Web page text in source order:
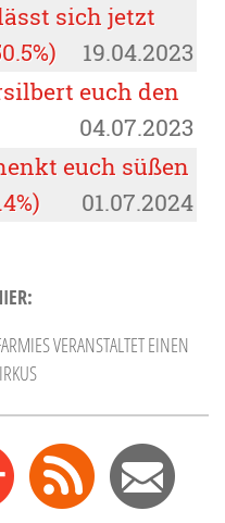
sich jetzt
19.04.2023
euch den
04.07.2023
euch süßen
01.07.2024
VERANSTALTET EINEN
Feed Mail